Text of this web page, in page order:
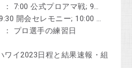
7:00 公式プロアマ戦; 9…
開会セレモニー; 10:00 …
プロ選手の練習日
ワイ2023日程と結果速報・組